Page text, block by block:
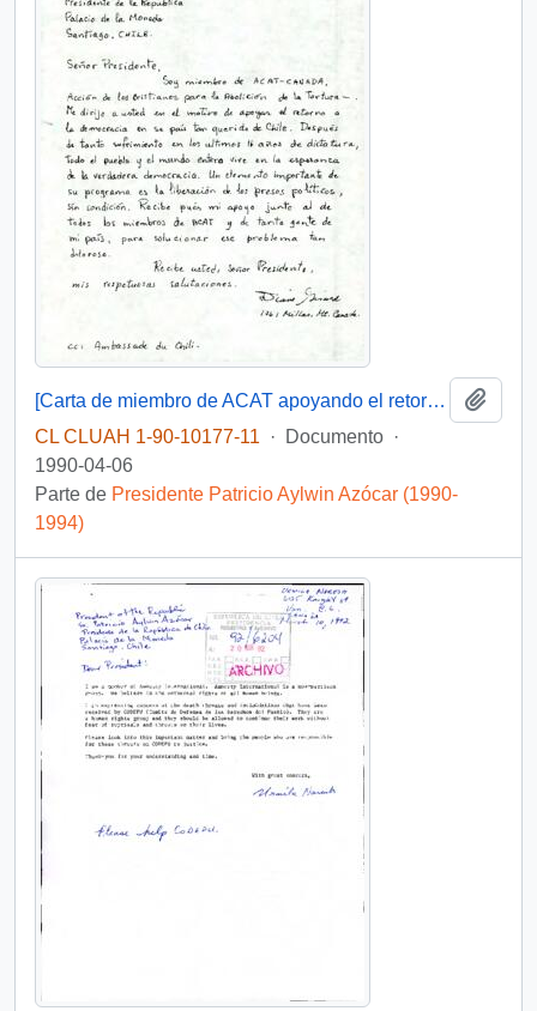
[Carta de miembro de ACAT apoyando el retorno a la democracia y la liberación de los presos políticos]
CL CLUAH 1-90-10177-11
· Documento ·
1990-04-06
Parte de Presidente Patricio Aylwin Azócar (1990-
1994)